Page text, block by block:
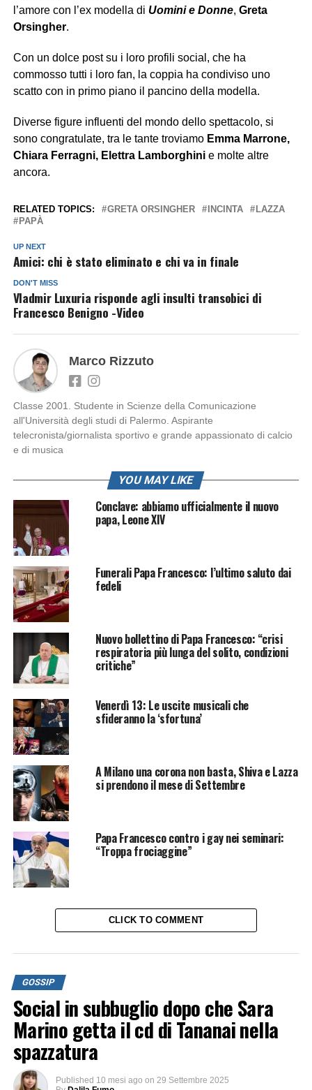
l’amore con l’ex modella di Uomini e Donne, Greta
Orsingher.
Con un dolce post su i loro profili social, che ha
commosso tutti i loro fan, la coppia ha condiviso uno
scatto con in primo piano il pancino della modella.
Diverse figure influenti del mondo dello spettacolo, si
sono congratulate, tra le tante troviamo Emma Marrone,
Chiara Ferragni, Elettra Lamborghinie molte altre
ancora.
RELATED TOPICS: GRETA ORSINGHER INCINTA
LAZZA
PAPÀ
UP NEXT
Amici: chi è stato eliminato e chi va in finale
DON'T MISS
Vladmir Luxuria risponde agli insulti transobici di
Francesco Benigno -Video
Marco Rizzuto
Classe 2001. Studente in Scienze della Comunicazione
all'Università degli studi di Palermo. Aspirante
telecronista/giornalista sportivo e grande appassionato di calcio
e di musica
YOU MAY LIKE
Conclave: abbiamo ufficialmente il nuovo
papa, Leone XIV
Funerali Papa Francesco: l’ultimo saluto dai
fedeli
Nuovo bollettino di Papa Francesco: “crisi
respiratoria più lunga del solito, condizioni
critiche”
Venerdì 13: Le uscite musicali che
sfideranno la ‘sfortuna’
A Milano una corona non basta, Shiva e Lazza
si prendono il mese di Settembre
Papa Francesco contro i gay nei seminari:
“Troppa frociaggine”
CLICK TO COMMENT
GOSSIP
Social in subbuglio dopo che Sara
Marino getta il cd di Tananai nella
spazzatura
Published 10 mesi ago on 29 Settembre 2025